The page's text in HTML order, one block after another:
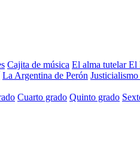
Cajita de música El alma tutelarEl
La Argentina de Perón Justicialismo
Cuarto grado Quinto grado